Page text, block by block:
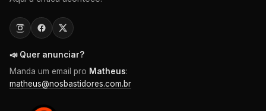
📣 Quer anunciar?
Manda um email pro Matheus:
matheus@nosbastidores.com.br